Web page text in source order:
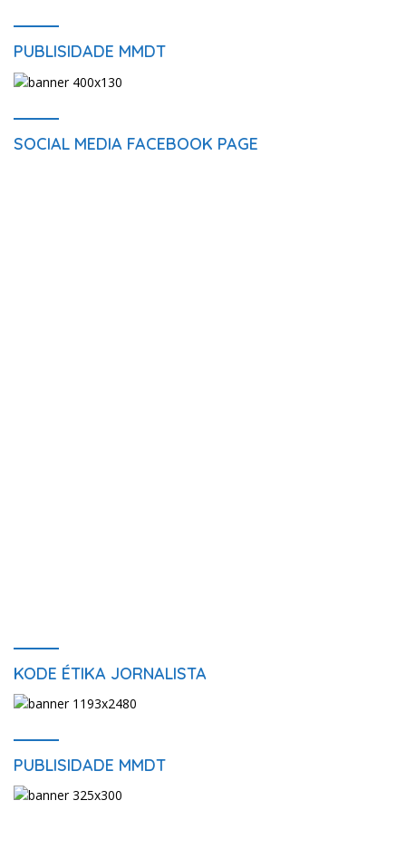
PUBLISIDADE MMDT
SOCIAL MEDIA FACEBOOK PAGE
KODE ÉTIKA JORNALISTA
PUBLISIDADE MMDT